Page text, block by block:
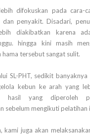
difokuskan pada cara-
dan penyakit. Disadari,
diakibatkan karena
hingga kini masih
hama tersebut sangat sulit.
SL-PHT, sedikit
kebun ke arah yang
hasil yang diperoleh
sebelum mengikuti pelatihan
kami juga akan